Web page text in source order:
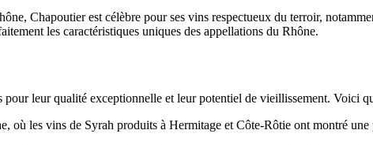
Chapoutier est célèbre pour ses vins respectueux du terroir,
les caractéristiques uniques des appellations du Rhône.
leur qualité exceptionnelle et leur potentiel de vieillissement. Voici
où les vins de Syrah produits à Hermitage et Côte-Rôtie ont montré